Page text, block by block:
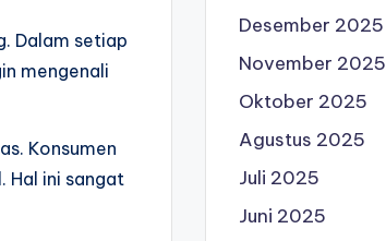
Dalam setiap
mengenali
Konsumen
Hal ini sangat
Desember 2025
November 2025
Oktober 2025
Agustus 2025
Juli 2025
Juni 2025